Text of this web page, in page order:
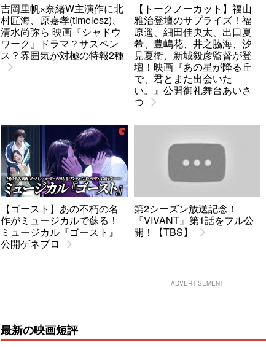
吉岡里帆×奈緒W主演作に北
村匠海、原嘉孝(timelesz)、
清水尚弥ら 映画『シャドウ
ワーク』ドラマ？サスペン
ス？雰囲気が対極の特報2種
【トークノーカット】福山
雅治登壇のサプライズ！福
原遥、細田佳央太、出口夏
希、豊嶋花、井之脇海、汐
見夏衛、新城毅彦監督が登
壇！映画『あの星が降る丘
で、君とまた出会いた
い。』公開御礼舞台あいさ
つ
【ゴースト】あの不朽の名
作がミュージカルで蘇る！
ミュージカル『ゴースト』
公開ゲネプロ
第2シーズン放送記念！
『VIVANT』第1話をフル公
開！【TBS】
ADVERTISEMENT
最新の映画短評